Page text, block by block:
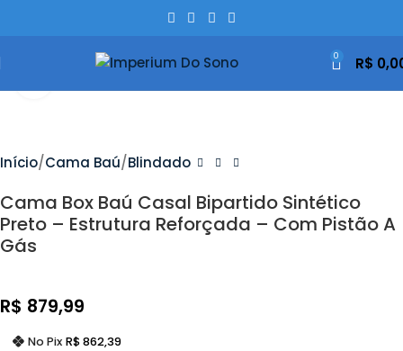
0 R$
Início Cama Baú Blindado
Cama Box Baú Casal Bipartido Sintético
Preto – Estrutura Reforçada – Com Pistão A
Gás
R$ 879,99
No Pix R$862,39